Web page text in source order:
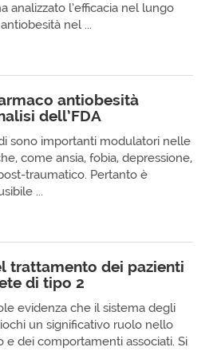
analizzato l’efficacia nel lungo
nel ...
antiobesità
dell’FDA
sono importanti modulatori nelle
come ansia, fobia, depressione,
traumatico. Pertanto è
...
trattamento dei pazienti
di tipo 2
evidenza che il sistema degli
un significativo ruolo nello
e dei comportamenti associati. Si